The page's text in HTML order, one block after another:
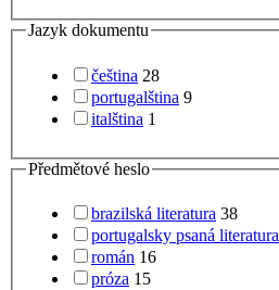
Jazyk dokumentu
čeština 28
portugalština 9
italština 1
Předmětové heslo
brazilská literatura 38
portugalsky psaná literatura
román 16
próza 15